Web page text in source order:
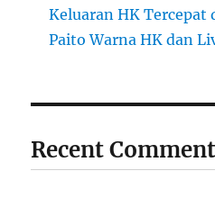
Keluaran HK Tercepat
Paito Warna HK dan
Recent